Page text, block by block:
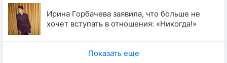
Ирина Горбачева заявила, что больше не
хочет вступать в отношения: «Никогда!»
Показать еще